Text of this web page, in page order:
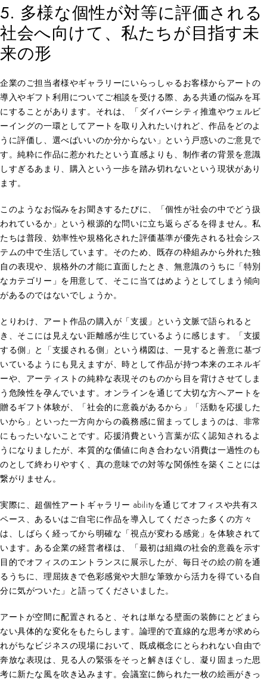
5. 多様な個性が対等に評価される
社会へ向けて、私たちが目指す未
来の形
企業のご担当者様やギャラリーにいらっしゃるお客様からアートの
導入やギフト利用についてご相談を受ける際、ある共通の悩みを耳
にすることがあります。それは、「ダイバーシティ推進やウェルビ
ーイングの一環としてアートを取り入れたいけれど、作品をどのよ
うに評価し、選べばいいのか分からない」という戸惑いのご意見で
す。純粋に作品に惹かれたという直感よりも、制作者の背景を意識
しすぎるあまり、購入という一歩を踏み切れないという現状があり
ます。
このようなお悩みをお聞きするたびに、「個性が社会の中でどう扱
われているか」という根源的な問いに立ち返らざるを得ません。私
たちは普段、効率性や規格化された評価基準が優先される社会シス
テムの中で生活しています。そのため、既存の枠組みから外れた独
自の表現や、規格外の才能に直面したとき、無意識のうちに「特別
なカテゴリー」を用意して、そこに当てはめようとしてしまう傾向
があるのではないでしょうか。
とりわけ、アート作品の購入が「支援」という文脈で語られると
き、そこには見えない距離感が生じているように感じます。「支援
する側」と「支援される側」という構図は、一見すると善意に基づ
いているようにも見えますが、時として作品が持つ本来のエネルギ
ーや、アーティストの純粋な表現そのものから目を背けさせてしま
う危険性を孕んでいます。オンラインを通じて大切な方へアートを
贈るギフト体験が、「社会的に意義があるから」「活動を応援した
いから」といった一方向からの義務感に留まってしまうのは、非常
にもったいないことです。応援消費という言葉が広く認知されるよ
うになりましたが、本質的な価値に向き合わない消費は一過性のも
のとして終わりやすく、真の意味での対等な関係性を築くことには
繋がりません。
実際に、超個性アートギャラリー abilityを通じてオフィスや共有ス
ペース、あるいはご自宅に作品を導入してくださった多くの方々
は、しばらく経ってから明確な「視点が変わる感覚」を体験されて
います。ある企業の経営者様は、「最初は組織の社会的意義を示す
目的でオフィスのエントランスに展示したが、毎日その絵の前を通
るうちに、理屈抜きで色彩感覚や大胆な筆致から活力を得ている自
分に気がついた」と語ってくださいました。
アートが空間に配置されると、それは単なる壁面の装飾にとどまら
ない具体的な変化をもたらします。論理的で直線的な思考が求めら
れがちなビジネスの現場において、既成概念にとらわれない自由で
奔放な表現は、見る人の緊張をそっと解きほぐし、凝り固まった思
考に新たな風を吹き込みます。会議室に飾られた一枚の絵画がきっ